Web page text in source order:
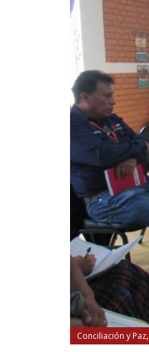
Conciliación y Paz,